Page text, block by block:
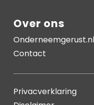
Over ons
Onderneemgerust.nl
Contact
Privacverklaring